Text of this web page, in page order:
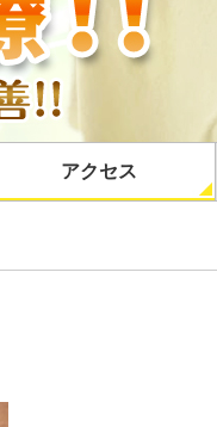
アクセス